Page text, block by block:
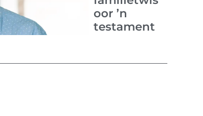
oor ’n
testament